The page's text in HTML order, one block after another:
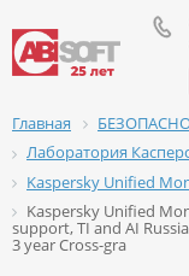
Главная
Лаборатория
Kaspersky Unified
Kaspersky Unified
support, TI and AI
3 year Cross-gra